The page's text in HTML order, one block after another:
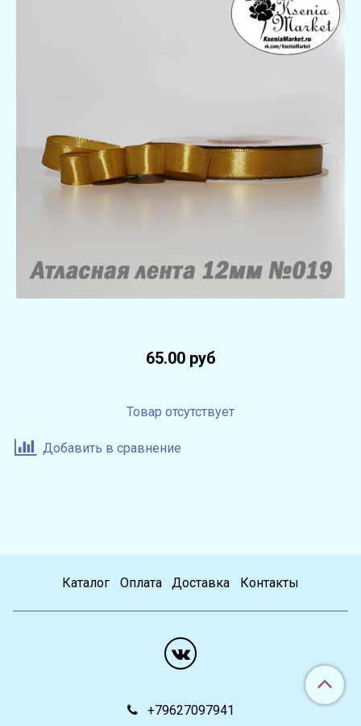
65.00 руб
Товар отсутствует
Добавить в сравнение
Каталог Оплата Доставка Контакты
+79627097941